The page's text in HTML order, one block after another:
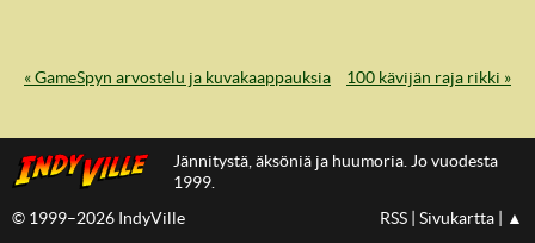
« GameSpyn arvostelu ja kuvakaappauksia 100 kävijän raja rikki »
Jännitystä, äksöniä ja huumoria. Jo vuodesta
1999.
© 1999–2026 IndyVille
RSS Sivukartta ▲